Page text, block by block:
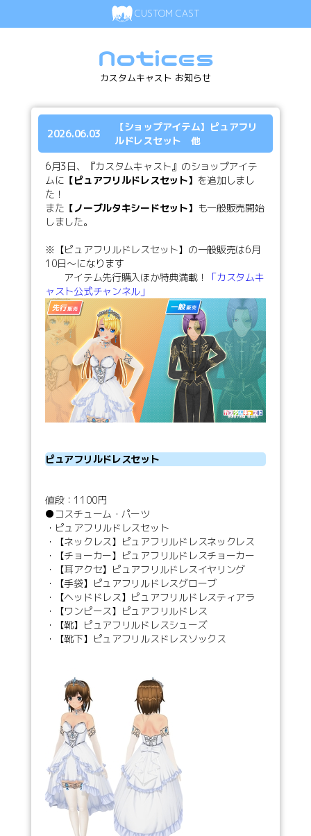
CUSTOM CAST
Notices
カスタムキャスト お知らせ
2026.06.03
【ショップアイテム】ピュアフリ
ルドレスセット 他
6月3日、『カスタムキャスト』のショップアイテ
ムに 【ピュアフリルドレスセット】 を追加しまし
た！
また 【ノーブルタキシードセット】 も一般販売開始
しました。
※【ピュアフリルドレスセット】の一般販売は6月
10日～になります
アイテム先行購入ほか特典満載！
「カスタムキ
ャスト公式チャンネル」
ピュアフリルドレスセット
値段：1100円
●コスチューム・パーツ
・ピュアフリルドレスセット
・【ネックレス】ピュアフリルドレスネックレス
・【チョーカー】ピュアフリルドレスチョーカー
・【耳アクセ】ピュアフリルドレスイヤリング
・【手袋】ピュアフリルドレスグローブ
・【ヘッドドレス】ピュアフリルドレスティアラ
・【ワンピース】ピュアフリルドレス
・【靴】ピュアフリルドレスシューズ
・【靴下】ピュアフリルスドレスソックス